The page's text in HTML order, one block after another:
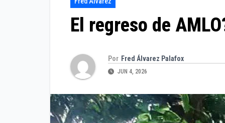
El regreso de
Por Fred Álvarez Palafox
JUN 4, 2026